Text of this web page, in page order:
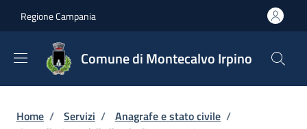
Regione Campania
Comune di Montecalvo Irpino
Briciole di pane
Home / Servizi / Anagrafe e stato civile /